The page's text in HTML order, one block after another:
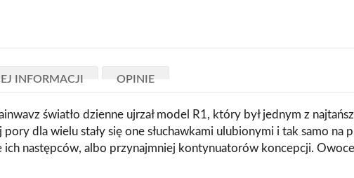
światło dzienne ujrzał model R1, który był jednym z
dla wielu stały się one słuchawkami ulubionymi i tak samo na
ich następców, albo przynajmniej kontynuatorów koncepcji.
INFORMACJI OPINIE